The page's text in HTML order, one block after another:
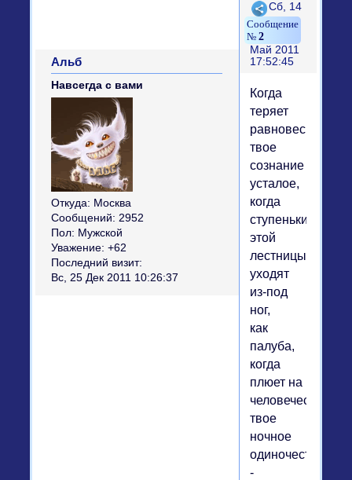
Поделиться
2
Сб, 14
Май 2011
17:52:45
Альб
Навсегда с вами
Откуда: Москва
Сообщений: 2952
Пол: Мужской
Уважение: +62
Последний визит:
Вс, 25 Дек 2011 10:26:37
Когда
теряет
равновесие
твое
сознание
усталое,
когда
ступеньки
этой
лестницы
уходят
из-под
ног,
как
палуба,
когда
плюет на
человечество
твое
ночное
одиночество,
-